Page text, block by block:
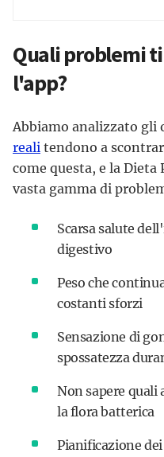
Quali problemi
l'app?
Abbiamo analizzato gli
reali tendono a
come questa, e la
vasta gamma di
Scarsa salute
digestivo
Peso che
costanti sforzi
Sensazione di
spossatezza
Non sapere quali
la flora batterica
Pianificazione